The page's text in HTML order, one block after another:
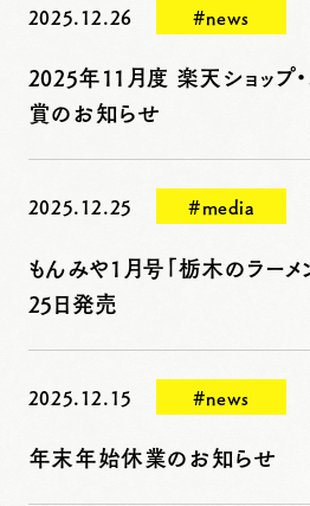
2025.12.26 #news
2025年11月度 楽天ショップ・
賞のお知らせ
2025.12.25 #media
もんみや1月号「栃木のラー
25日発売
2025.12.15 #news
年末年始休業のお知らせ